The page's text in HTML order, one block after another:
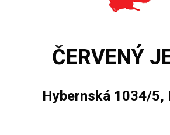
ČERVENÝ
Hybernská 1034/5,